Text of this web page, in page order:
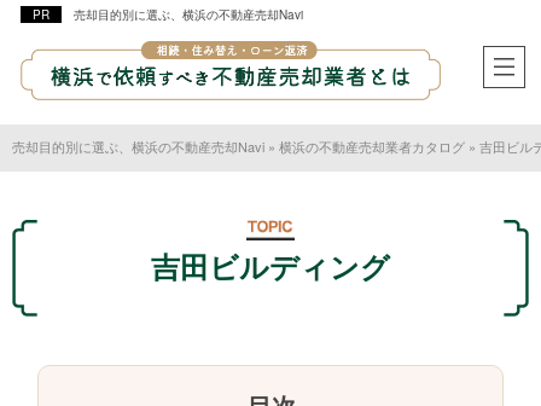
売却目的別に選ぶ、横浜の不動産売却Navi
売却目的別に選ぶ、横浜の不動産売却Navi » 横浜の不動産売却業者カタログ » 吉田ビル
吉田ビルディング